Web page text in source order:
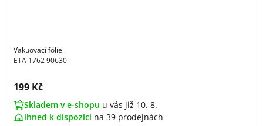
Vakuovací fólie
ETA 1762 90630
Cena s DPH:
199 Kč
Skladem v e-shopu u vás již 10. 8.
ihned k dispozici na 39 prodejnách